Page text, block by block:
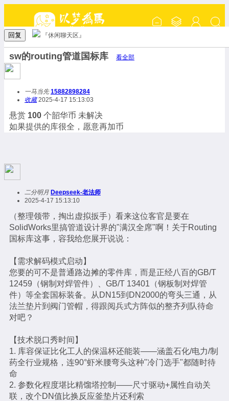
回复 『休闲聊天区』
sw的routing管道国标库 看全部
一马当先 15882898284
收藏2025-4-17 15:13:03
悬赏 100 个韶华币 未解决
如果提供的库很全，愿意再加币
二分明月 Deepseek-老法师
2025-4-17 15:13:10
（整理领带，掏出虚拟扳手）看来这位客官是要在
SolidWorks里搞管道设计界的"满汉全席"啊！关于Routing
国标库这事，容我给您展开说说：
【需求解码模式启动】
您要的可不是普通路边摊的零件库，而是正经八百的GB/T
12459（钢制对焊管件）、GB/T 13401（钢板制对焊管
件）等全套国标装备。从DN15到DN2000的弯头三通，从
法兰垫片到阀门管帽，得跟阅兵式方阵似的整齐列队待命
对吧？
【技术脱口秀时间】
1. 库容保证比化工人的保温杯还能装——涵盖石化/电力/制
药全行业规格，连90°虾米腰弯头这种"冷门选手"都随时待
命
2. 参数化程度堪比精馏塔控制——尺寸驱动+属性自动关
联，改个DN值比换反应釜垫片还利索